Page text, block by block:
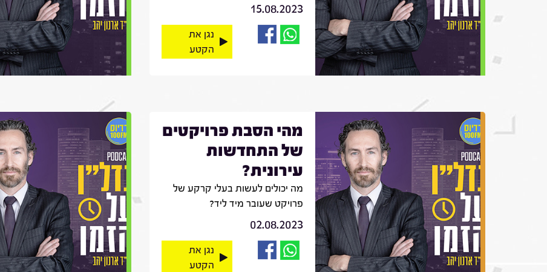
15.08.2023
נגן את
הקטע
מהי הסבת פרויקטים
של התחדשות
עירונית?
מה יכולים לעשות בעלי קרקע של
פרויקט שעובר מיד ליד?
02.08.2023
נגן את
הקטע